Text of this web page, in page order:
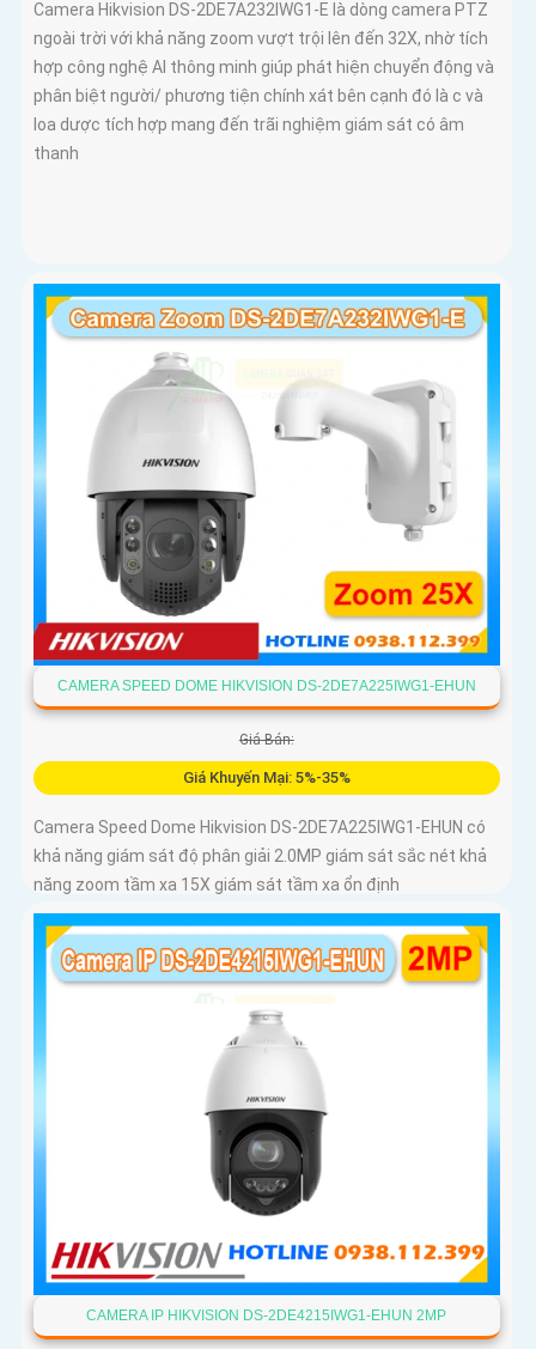
Camera Hikvision DS-2DE7A232IWG1-E là dòng camera PTZ
ngoài trời với khả năng zoom vượt trội lên đến 32X, nhờ tích
hợp công nghệ AI thông minh giúp phát hiện chuyển động và
phân biệt người/ phương tiện chính xát bên cạnh đó là c và
loa dược tích hợp mang đến trãi nghiệm giám sát có âm
thanh
CAMERA SPEED DOME HIKVISION DS-2DE7A225IWG1-EHUN
Giá Bán:
Giá Khuyến Mại: 5%-35%
Camera Speed Dome Hikvision DS-2DE7A225IWG1-EHUN có
khả năng giám sát độ phân giải 2.0MP giám sát sắc nét khả
năng zoom tầm xa 15X giám sát tầm xa ổn định
CAMERA IP HIKVISION DS-2DE4215IWG1-EHUN 2MP